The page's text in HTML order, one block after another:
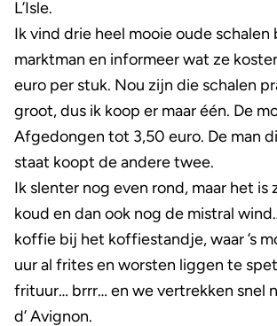
L’Isle.
Ik vind drie heel mooie oude schalen
marktman en informeer wat ze
euro per stuk. Nou zijn die schalen
groot, dus ik koop er maar één. De
Afgedongen tot 3,50 euro. De man
staat koopt de andere twee.
Ik slenter nog even rond, maar het
koud en dan ook nog de mistral
koffie bij het koffiestandje, waar ’s
uur al frites en worsten liggen te
frituur… brrr… en we vertrekken snel
d’ Avignon.